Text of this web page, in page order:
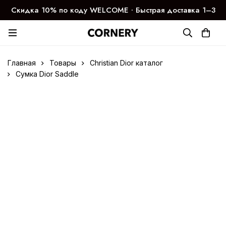
Скидка 10% по коду WELCOME ∙ Быстрая доставка 1–3
дня
Главная Товары
Christian Dior каталог
Сумка Dior Saddle